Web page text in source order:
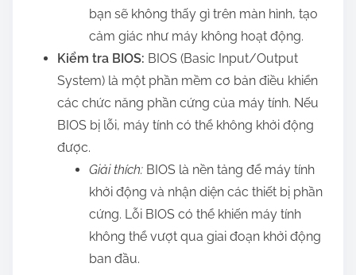
bạn sẽ không thấy gì trên màn hình, tạo
cảm giác như máy không hoạt động.
Kiểm tra BIOS: BIOS (Basic Input/Output
System) là một phần mềm cơ bản điều khiển
các chức năng phần cứng của máy tính. Nếu
BIOS bị lỗi, máy tính có thể không khởi động
được.
Giải thích: BIOS là nền tảng để máy tính
khởi động và nhận diện các thiết bị phần
cứng. Lỗi BIOS có thể khiến máy tính
không thể vượt qua giai đoạn khởi động
ban đầu.